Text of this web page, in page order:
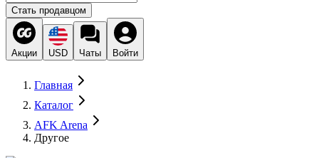
Стать продавцом
Акции USD Чаты Войти
Главная
Каталог
AFK Arena
Другое